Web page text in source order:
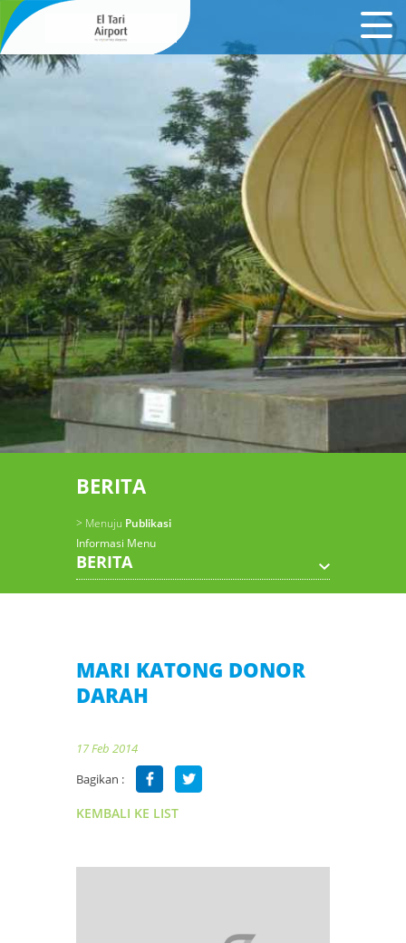
BERITA
> Menuju Publikasi
Informasi Menu
BERITA
MARI KATONG DONOR
DARAH
17 Feb 2014
Bagikan :
KEMBALI KE LIST